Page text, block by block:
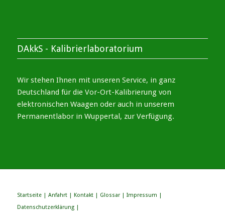
DAkkS - Kalibrierlaboratorium
Wir stehen Ihnen mit unseren Service, in ganz
Deutschland für die Vor-Ort-Kalibrierung von
elektronischen Waagen oder auch in unserem
Permanentlabor in Wuppertal, zur Verfügung.
Startseite| Anfahrt| Kontakt| Glossar| Impressum |
Datenschutzerklärung|